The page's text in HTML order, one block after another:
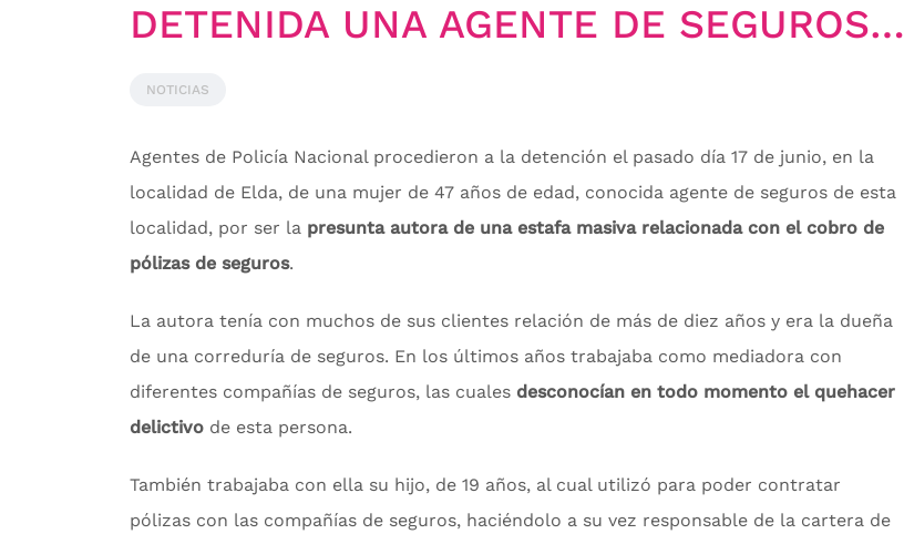
DETENIDA UNA AGENTE DE SEGUROS POR ESTAFA MASIVA DE PÓLIZAS EN ELDA
NOTICIAS
Agentes de Policía Nacional procedieron a la detención el pasado día 17 de junio, en la
localidad de Elda, de una mujer de 47 años de edad, conocida agente de seguros de esta
localidad, por ser la presunta autora de una estafa masiva relacionada con el cobro de
pólizas de seguros.
La autora tenía con muchos de sus clientes relación de más de diez años y era la dueña
de una correduría de seguros. En los últimos años trabajaba como mediadora con
diferentes compañías de seguros, las cuales desconocían en todo momento el quehacer
delictivo de esta persona.
También trabajaba con ella su hijo, de 19 años, al cual utilizó para poder contratar
pólizas con las compañías de seguros, haciéndolo a su vez responsable de la cartera de